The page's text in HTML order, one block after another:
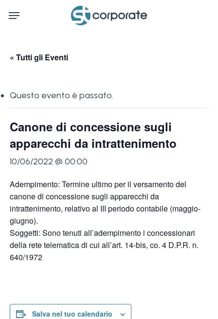
Menu
« Tutti gli Eventi
Questo evento è passato.
Canone di concessione sugli
apparecchi da intrattenimento
10/06/2022 @ 00:00
Adempimento: Termine ultimo per il versamento del
canone di concessione sugli apparecchi da
intrattenimento, relativo al III periodo contabile (maggio-
giugno).
Soggetti: Sono tenuti all’adempimento i concessionari
della rete telematica di cui all’art. 14-bis, co. 4 D.P.R. n.
640/1972
Salva nel tuo calendario